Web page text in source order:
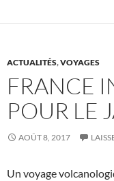
ACTUALITÉS,VOYAGES
FRANCE
POUR LE
AOÛT 8, 2017
Un voyage